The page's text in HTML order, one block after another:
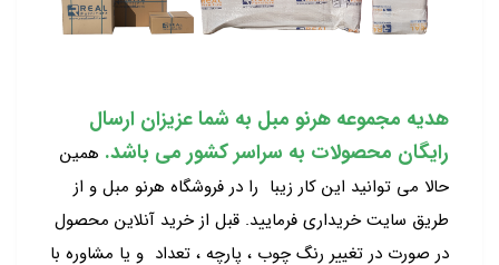
هدیه مجموعه هرنو مبل به شما عزیزان ارسال
رایگان محصولات به سراسر کشور می باشد. همین
حالا می توانید این کار زیبا را در فروشگاه هرنو مبل و از
طریق سایت خریداری فرمایید. قبل از خرید آنلاین محصول
در صورت در تغییر رنگ چوب ، پارچه ، تعداد و یا مشاوره با